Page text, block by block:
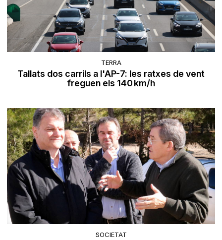
TERRA
Tallats dos carrils a l'AP-7: les ratxes de vent
freguen els 140 km/h
SOCIETAT